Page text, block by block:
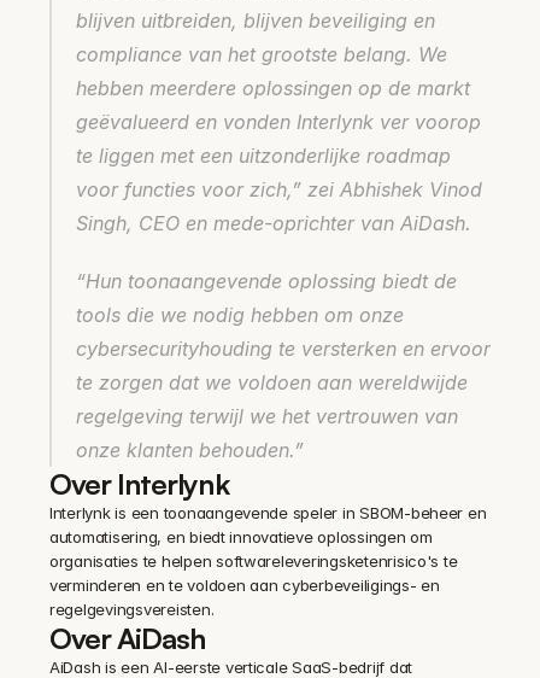
blijven uitbreiden, blijven beveiliging en
compliance van het grootste belang. We
hebben meerdere oplossingen op de markt
geëvalueerd en vonden Interlynk ver voorop
te liggen met een uitzonderlijke roadmap
voor functies voor zich,” zei Abhishek Vinod
Singh, CEO en mede-oprichter van AiDash.
“Hun toonaangevende oplossing biedt de
tools die we nodig hebben om onze
cybersecurityhouding te versterken en ervoor
te zorgen dat we voldoen aan wereldwijde
regelgeving terwijl we het vertrouwen van
onze klanten behouden.”
Over Interlynk
Interlynk is een toonaangevende speler in SBOM-beheer en
automatisering, en biedt innovatieve oplossingen om
organisaties te helpen softwareleveringsketenrisico's te
verminderen en te voldoen aan cyberbeveiligings- en
regelgevingsvereisten.
Over AiDash
AiDash is een AI-eerste verticale SaaS-bedrijf dat